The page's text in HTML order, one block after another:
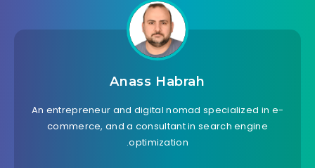
Anass Habrah
An entrepreneur and digital nomad specialized in e-
commerce, and a consultant in search engine
optimization.